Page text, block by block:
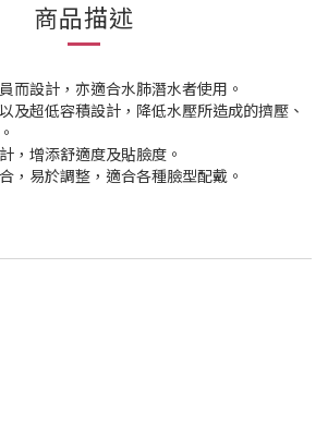
商品描述
而設計，亦適合水肺潛水者使用。
及超低容積設計，降低水壓所造成的擠壓、
，增添舒適度及貼臉度。
，易於調整，適合各種臉型配戴。